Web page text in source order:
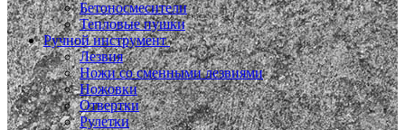
Бетоносмесители
Тепловые пушки
Ручной инструмент
Лезвия
Ножи со сменными лезвиями
Ножовки
Отвертки
Рулетки